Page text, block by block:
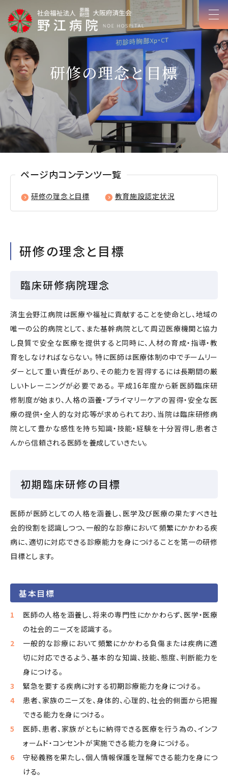
研修の理念と目標
ページ内コンテンツ一覧
研修の理念と目標 教育施設認定状況
研修の理念と目標
臨床研修病院理念
済生会野江病院は医療や福祉に貢献することを使命とし、地域の
唯一の公的病院として、また基幹病院として周辺医療機関と協力
し良質で安全な医療を提供すると同時に、人材の育成・指導・教
育をしなければならない。 特に医師は医療体制の中でチームリー
ダーとして重い責任があり、その能力を習得するには長期間の厳
しいトレーニングが必要である。 平成16年度から新医師臨床研
修制度が始まり、人格の涵養・プライマリーケアの習得・安全な医
療の提供・全人的な対応等が求められており、当院は臨床研修病
院として豊かな感性を持ち知識・技能・経験を十分習得し患者さ
んから信頼される医師を養成していきたい。
初期臨床研修の目標
医師が医師としての人格を涵養し、医学及び医療の果たすべき社
会的役割を認識しつつ、一般的な診療において頻繁にかかわる疾
病に、適切に対応できる診療能力を身につけることを第一の研修
目標とします。
基本目標
医師の人格を涵養し、将来の専門性にかかわらず、医学・医療
の社会的ニーズを認識する。
一般的な診療において頻繁にかかわる負傷または疾病に適
切に対応できるよう、基本的な知識、技能、態度、判断能力を
身につける。
緊急を要する疾病に対する初期診療能力を身につける。
患者、家族のニーズを、身体的、心理的、社会的側面から把握
できる能力を身につける。
医師、患者、家族がともに納得できる医療を行う為の、インフ
ォームド・コンセントが実施できる能力を身につける。
守秘義務を果たし、個人情報保護を理解できる能力を身につ
ける。